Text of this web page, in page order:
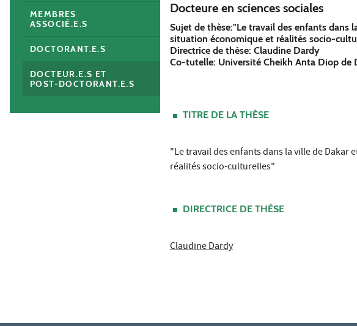
Docteure en sciences sociales
Sujet de thèse:"Le travail des enfants dans
situation économique et réalités socio-
Directrice de thèse: Claudine Dardy
Co-tutelle: Université Cheikh Anta Diop de
TITRE DE LA THÈSE
"Le travail des enfants dans la ville de
réalités socio-culturelles"
DIRECTRICE DE THÈSE
Claudine Dardy
MEMBRES
ASSOCIÉ.E.S
DOCTORANT.E.S
DOCTEUR.E.S ET
POST-DOCTORANT.E.S